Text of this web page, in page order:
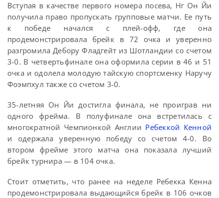
Вступая в качестве первого номера посева, Нг Он Йи
получила право пропускать групповые матчи. Ее путь
к победе начался с плей-офф, где она
продемонстрировала брейк в 72 очка и уверенно
разгромила Дебору Фладгейт из Шотландии со счетом
3-0. В четвертьфинале она оформила серии в 46 и 51
очка и одолела молодую тайскую спортсменку Наручу
Фоэмпхул также со счетом 3-0.
35-летняя Он Йи достигла финала, не проиграв ни
одного фрейма. В полуфинале она встретилась с
многократной Чемпионкой Англии Ребеккой Кенной
и одержала уверенную победу со счетом 4-0. Во
втором фрейме этого матча она показала лучший
брейк турнира — в 104 очка.
Стоит отметить, что ранее на неделе Ребекка Кенна
продемонстрировала выдающийся брейк в 106 очков